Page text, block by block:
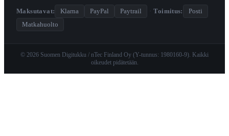
Maksutavat: Klarna PayPal Paytrail · Toimitus:
Posti
Matkahuolto
© 2026 Suomen Digitukku / nTec Finland Oy (Y-tunnus: 1980160-9). Kaikki
oikeudet pidätetään.